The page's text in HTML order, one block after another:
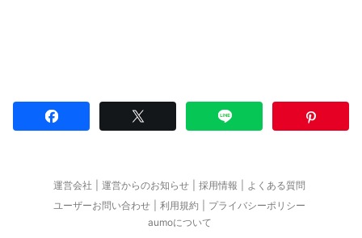
運営会社 運営からのお知らせ 採用情報
よくある質問
ユーザーお問い合わせ
利用規約
プライバシーポリシー
aumoについて